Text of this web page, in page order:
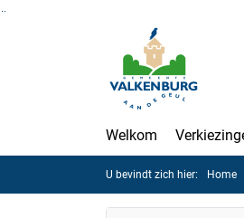
Welkom
U bevindt zich hier: Home